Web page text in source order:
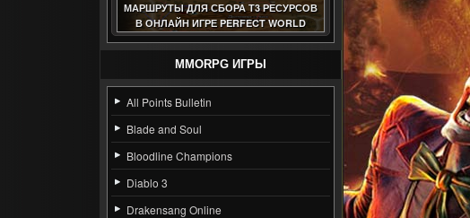
МАРШРУТЫ ДЛЯ СБОРА Т3 РЕСУРСОВ
В ОНЛАЙН ИГРЕ PERFECT WORLD
(ГАЙД)
MMORPG ИГРЫ
All Points Bulletin
Blade and Soul
Bloodline Champions
Diablo 3
Drakensang Online